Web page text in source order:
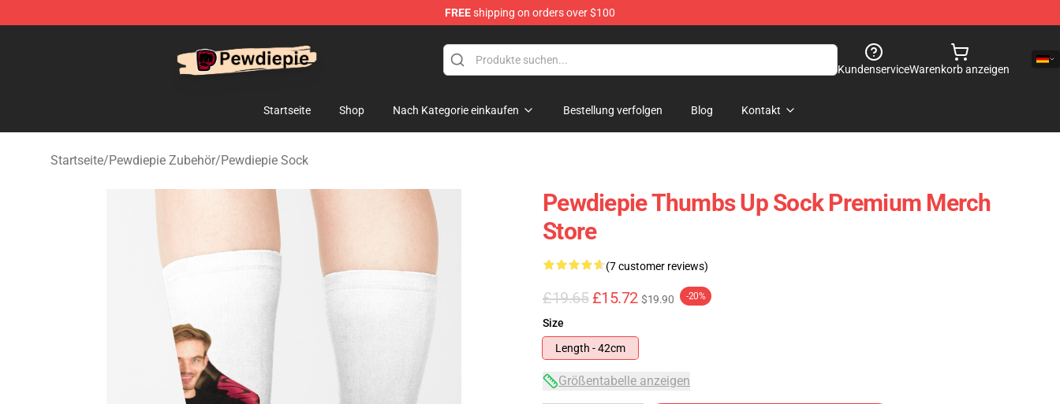
FREEshipping on orders over $100
KundenserviceWarenkorb anzeigen
Startseite Shop Nach Kategorie einkaufen Bestellung verfolgen Blog Kontakt
Startseite/Pewdiepie Zubehör/Pewdiepie Sock
Pewdiepie Thumbs Up Sock Premium Merch
Store
(7 customer reviews)
£19.65 £15.72 $19.90 -20%
Size
Length - 42cm
Größentabelle anzeigen